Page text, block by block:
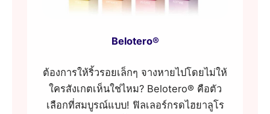
Belotero®
ต้องการให้ริ้วรอยเล็กๆ จางหายไปโดยไม่ให้
ใครสังเกตเห็นใช่ไหม? Belotero® คือตัว
เลือกที่สมบูรณ์แบบ! ฟิลเลอร์กรดไฮยาลูโร